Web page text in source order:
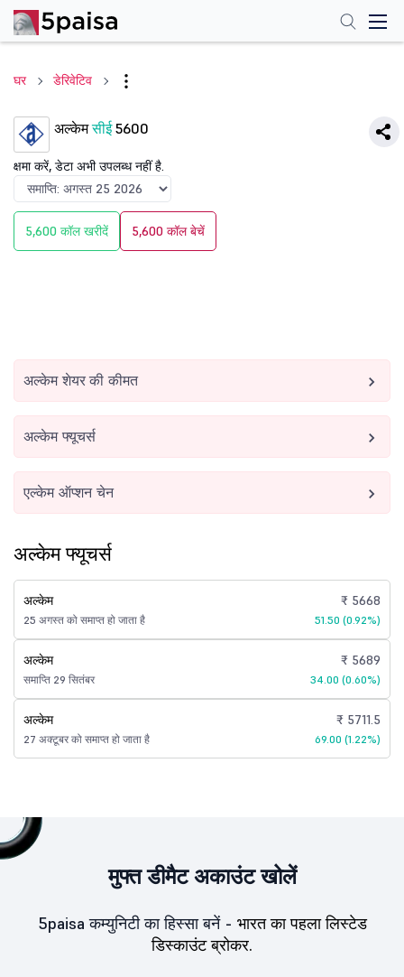
घर डेरिवेटिव
अल्केमसीई5600
क्षमा करें, डेटा अभी उपलब्ध नहीं है.
5,600 कॉल खरीदें 5,600 कॉल बेचें
अल्केम शेयर की कीमत
अल्केम फ्यूचर्स
एल्केम ऑप्शन चेन
अल्केम फ्यूचर्स
अल्केम
25 अगस्त को समाप्त हो जाता है
₹ 5668
51.50 (0.92%)
अल्केम
समाप्ति 29 सितंबर
₹ 5689
34.00 (0.60%)
अल्केम
27 अक्टूबर को समाप्त हो जाता है
₹ 5711.5
69.00 (1.22%)
मुफ्त डीमैट अकाउंट खोलें
5paisa कम्युनिटी का हिस्सा बनें - भारत का पहला लिस्टेड
डिस्काउंट ब्रोकर.